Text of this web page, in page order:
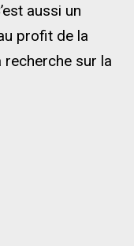
aussi un
profit de la
recherche sur la